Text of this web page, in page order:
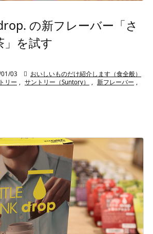
の新フレーバー「さ
」を試す
03  おいしいものだけ紹介します（食全般）
リー , サントリー（Suntory） , 新フレーバー ,